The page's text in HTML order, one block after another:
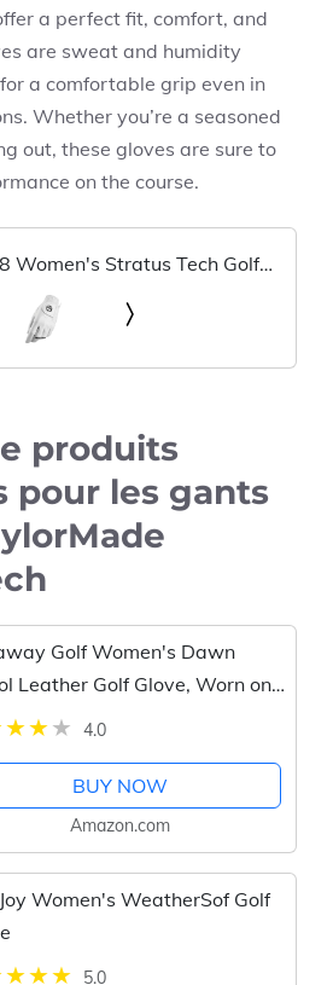
a perfect fit, comfort, and
are sweat and humidity
a comfortable grip even in
Whether you’re a seasoned
out, these gloves are sure to
on the course.
Women's Stratus Tech Golf
produits
pour les gants
Golf Women's Dawn
Leather Golf Glove, Worn on
Hand, Small , White
4.0
BUY NOW
Amazon.com
Women's WeatherSof Golf
5.0